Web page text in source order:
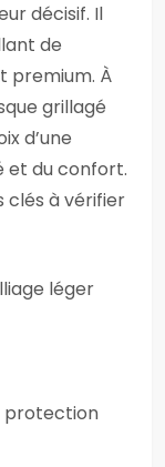
décisif. Il
de
premium. À
grillagé
d’une
et du confort.
clés à vérifier
léger
protection